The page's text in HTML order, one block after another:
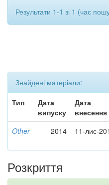
Результати 1-1 зі 1 (час
Знайдені матеріали:
Тип
Дата
випуску
Дата
внесення
Other 2014 11-лис-
Розкриття